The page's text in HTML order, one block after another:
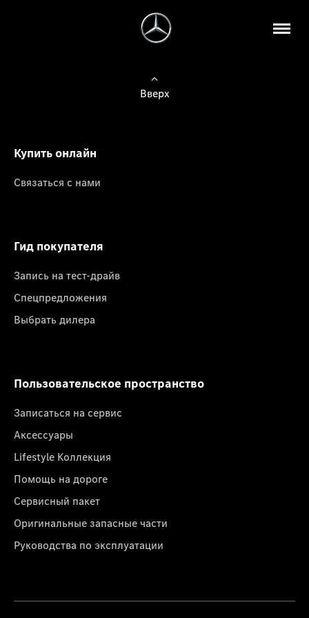
Вверх
Купить онлайн
Связаться с нами
Гид покупателя
Запись на тест-драйв
Спецпредложения
Выбрать дилера
Пользовательское пространство
Записаться на сервис
Аксессуары
Lifestyle Коллекция
Помощь на дороге
Сервисный пакет
Оригинальные запасные части
Руководства по эксплуатации